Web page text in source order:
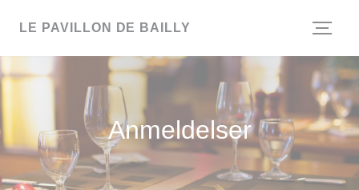
LE PAVILLON DE BAILLY
Anmeldelser